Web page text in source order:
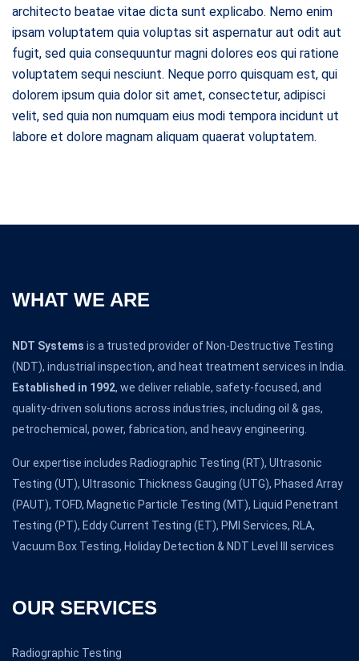
architecto beatae vitae dicta sunt explicabo. Nemo enim
ipsam voluptatem quia voluptas sit aspernatur aut odit aut
fugit, sed quia consequuntur magni dolores eos qui ratione
voluptatem sequi nesciunt. Neque porro quisquam est, qui
dolorem ipsum quia dolor sit amet, consectetur, adipisci
velit, sed quia non numquam eius modi tempora incidunt ut
labore et dolore magnam aliquam quaerat voluptatem.
WHAT WE ARE
NDT Systems is a trusted provider of Non-Destructive Testing
(NDT), industrial inspection, and heat treatment services in India.
Established in 1992, we deliver reliable, safety-focused, and
quality-driven solutions across industries, including oil & gas,
petrochemical, power, fabrication, and heavy engineering.
Our expertise includes Radiographic Testing (RT), Ultrasonic
Testing (UT), Ultrasonic Thickness Gauging (UTG), Phased Array
(PAUT), TOFD, Magnetic Particle Testing (MT), Liquid Penetrant
Testing (PT), Eddy Current Testing (ET), PMI Services, RLA,
Vacuum Box Testing, Holiday Detection & NDT Level III services
OUR SERVICES
Radiographic Testing